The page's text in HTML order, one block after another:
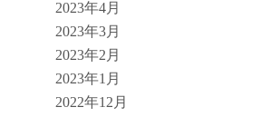
2023年4月
2023年3月
2023年2月
2023年1月
2022年12月